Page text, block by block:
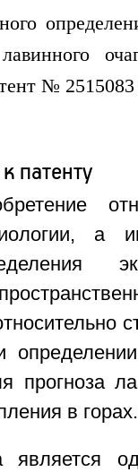
патенту
а
прогноза
в горах.
является